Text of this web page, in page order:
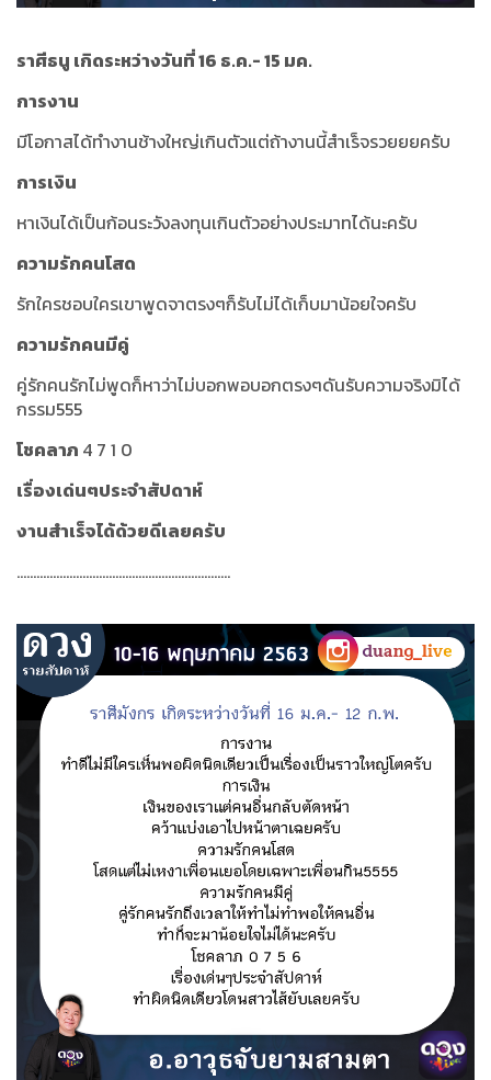
ราศีธนู เกิดระหว่างวันที่ 16 ธ.ค.- 15 มค.
การงาน
มีโอกาสได้ทำงานช้างใหญ่เกินตัวแต่ถ้างานนี้สำเร็จรวยยยครับ
การเงิน
หาเงินได้เป็นก้อนระวังลงทุนเกินตัวอย่างประมาทได้นะครับ
ความรักคนโสด
รักใครชอบใครเขาพูดจาตรงๆก็รับไม่ได้เก็บมาน้อยใจครับ
ความรักคนมีคู่
คู่รักคนรักไม่พูดก็หาว่าไม่บอกพอบอกตรงๆดันรับความจริงมิได้
กรรม555
โชคลาภ 4 7 1 0
เรื่องเด่นๆประจำสัปดาห์
งานสำเร็จได้ด้วยดีเลยครับ
.................................................................